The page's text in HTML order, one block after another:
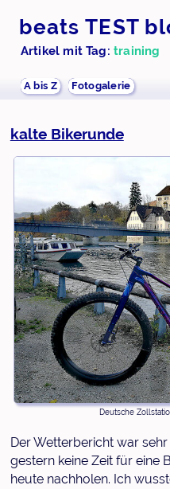
beats TEST
Artikel mit Tag:training
A bis Z Fotogalerie
kalte Bikerunde
Deutsche
Der Wetterbericht war
gestern keine Zeit für eine
heute nachholen. Ich